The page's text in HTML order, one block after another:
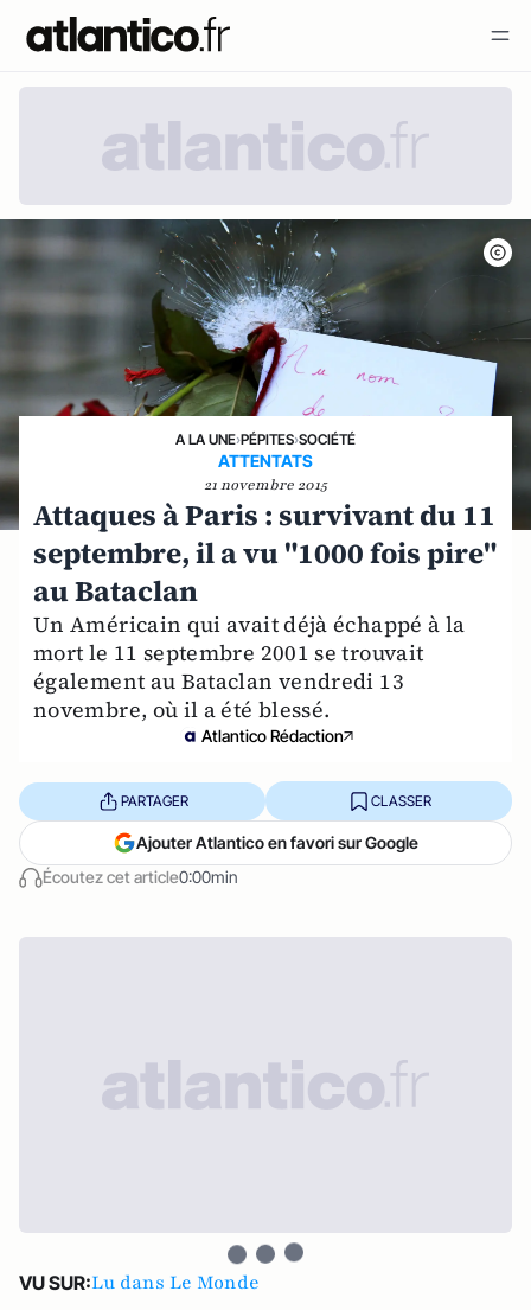
A LA UNE›PÉPITES›SOCIÉTÉ
ATTENTATS
21 novembre 2015
Attaques à Paris : survivant du 11
septembre, il a vu "1000 fois pire"
au Bataclan
Un Américain qui avait déjà échappé à la
mort le 11 septembre 2001 se trouvait
également au Bataclan vendredi 13
novembre, où il a été blessé.
Atlantico Rédaction
Écoutez cet article0:00min
PARTAGER CLASSER
Ajouter Atlantico en favori sur Google
VU SUR:Lu dans Le Monde